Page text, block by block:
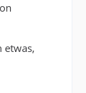
etwas,